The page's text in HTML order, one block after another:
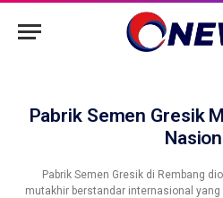
Pabrik Semen Gresik
Pabrik Semen Gresik di Rembang
mutakhir berstandar internasional